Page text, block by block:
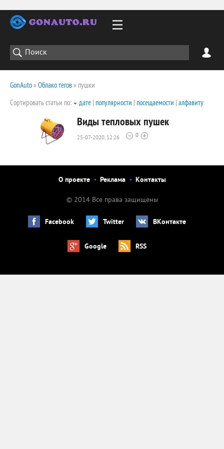
GonAuto» Облако тегов» пушки
Сортировать статьи по:
дате | популярности | посещаемости | алфавиту
Виды тепловых пушек
25-07-2020, 12:26 0
О проекте Реклама Контакты
© 2014 Все права защищены
Facebook Twitter ВКонтакте
Google RSS